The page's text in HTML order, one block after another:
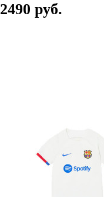
2490